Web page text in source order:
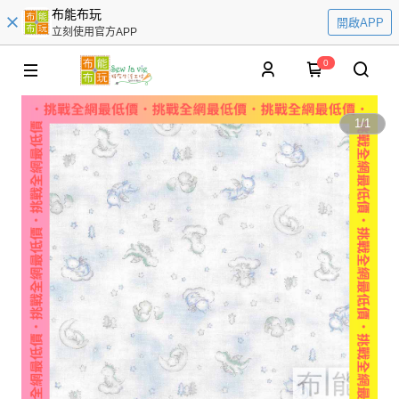
布能布玩
立刻使用官方APP
開啟APP
0
1/1